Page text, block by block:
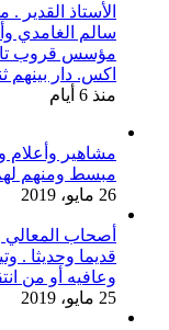
الأستاذ
سالم الغامدي
مؤسس قروب
اكس. دار بينهم
منذ 6 أيام
مشاهير وأعلام
مبسط ومنهم
26 مايو، 2019
أصحاب المعالي
قديما وحديثا .
وعافيه أو من
25 مايو، 2019